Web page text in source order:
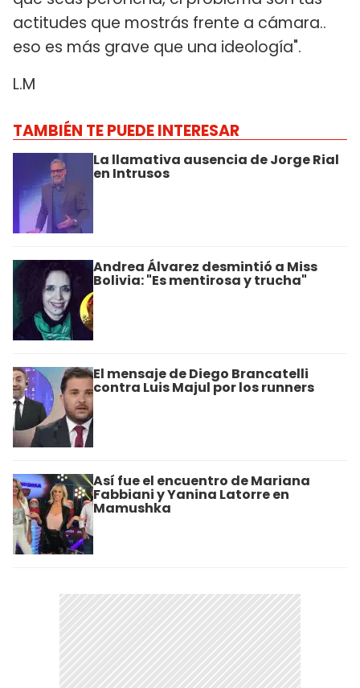
actitudes que mostrás frente a cámara..
eso es más grave que una ideología".
L.M
TAMBIÉN TE PUEDE INTERESAR
La llamativa ausencia de Jorge Rial
en Intrusos
Andrea Álvarez desmintió a Miss
Bolivia: "Es mentirosa y trucha"
El mensaje de Diego Brancatelli
contra Luis Majul por los runners
Así fue el encuentro de Mariana
Fabbiani y Yanina Latorre en
Mamushka